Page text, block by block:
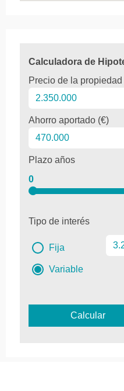
Calculadora de
Precio de la propiedad
Ahorro aportado (€)
Plazo años
0
Tipo de interés
Fija
Variable
Calcular